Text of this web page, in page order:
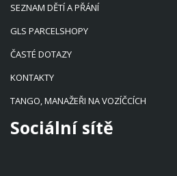
SEZNAM DĚTÍ A PŘÁNÍ
GLS PARCELSHOPY
ČASTÉ DOTAZY
KONTAKTY
TANGO, MANAŽEŘI NA VOZÍČCÍCH
Sociální sítě